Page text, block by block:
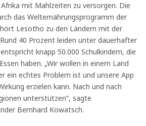
mit Mahlzeiten zu versorgen. Die
das Welternährungsprogramm der
Lesotho zu den Ländern mit der
40 Prozent leiden unter dauerhafter
knapp 50.000 Schulkindern, die
haben. „Wir wollen in einem Land
ein echtes Problem ist und unsere App
erzielen kann. Nach und nach
unterstützen“, sagte
Bernhard Kowatsch.